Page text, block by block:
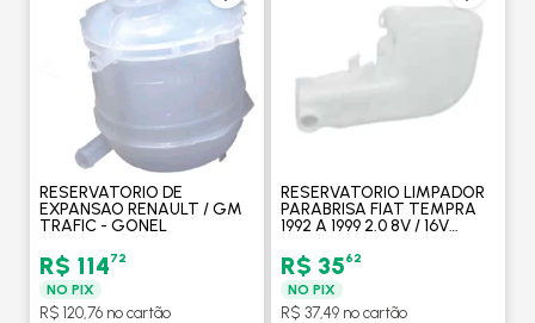
RESERVATORIO DE
EXPANSAO RENAULT / GM
TRAFIC - GONEL
R$ 11472
NO PIX
R$ 120,76 no cartão
RESERVATORIO LIMPADOR
PARABRISA FIAT TEMPRA
1992 A 1999 2.0 8V / 16V
R$ 3562
NO PIX
R$ 37,49 no cartão